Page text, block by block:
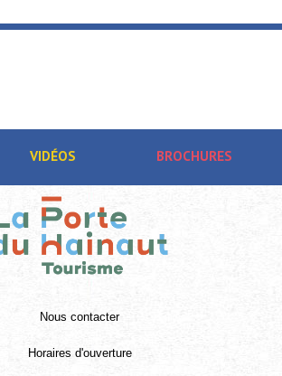
VIDÉOS BROCHURES
Nous contacter
Horaires d'ouverture